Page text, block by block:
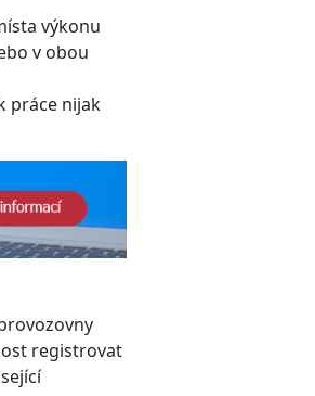
výkonu
v obou
práce nijak
registrovat